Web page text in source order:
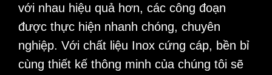
với nhau hiệu quả hơn, các công đoạn
được thực hiện nhanh chóng, chuyên
nghiệp. Với chất liệu Inox cứng cáp, bền bỉ
cùng thiết kế thông minh của chúng tôi sẽ